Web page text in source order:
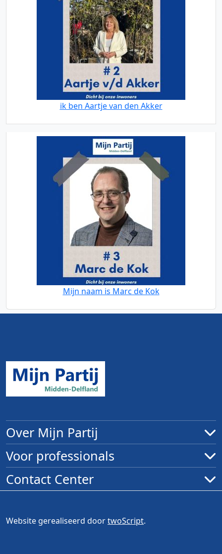
ik ben Aartje van den Akker
Mijn naam is Marc de Kok
Over Mijn Partij
Voor professionals
Contact Center
Website gerealiseerd doortwoScript.